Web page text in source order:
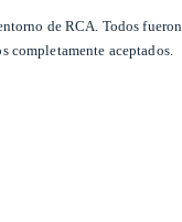
de RCA. Todos fueron
completamente aceptados.